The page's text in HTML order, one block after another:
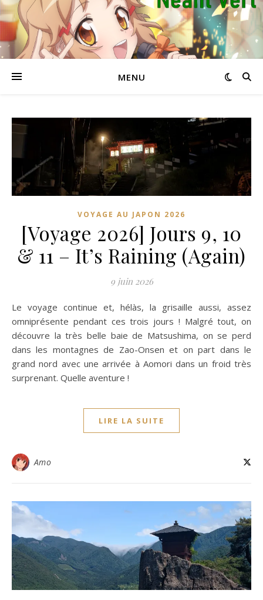
MENU
VOYAGE AU JAPON 2026
[Voyage 2026] Jours 9, 10
& 11 – It’s Raining (Again)
9 juin 2026
Le voyage continue et, hélàs, la grisaille aussi, assez
omniprésente pendant ces trois jours ! Malgré tout, on
découvre la très belle baie de Matsushima, on se perd
dans les montagnes de Zao-Onsen et on part dans le
grand nord avec une arrivée à Aomori dans un froid très
surprenant. Quelle aventure !
LIRE LA SUITE
Amo